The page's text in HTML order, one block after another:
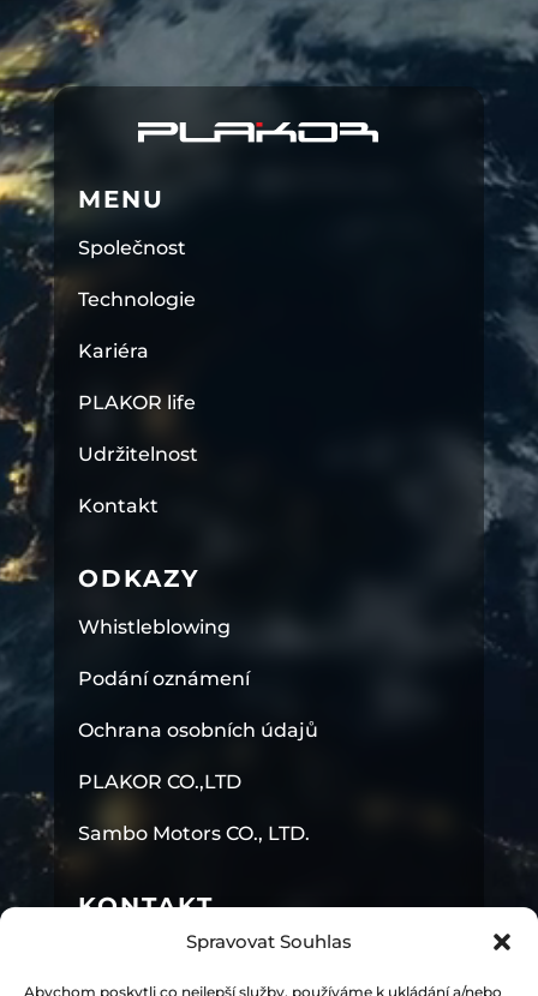
Spravovat Souhlas
Abychom poskytli co nejlepší služby, používáme k ukládání a/nebo
MENU
Společnost
Technologie
Kariéra
PLAKOR life
Udržitelnost
Kontakt
ODKAZY
Whistleblowing
Podání oznámení
Ochrana osobních údajů
PLAKOR CO.,LTD
Sambo Motors CO., LTD.
KONTAKT
PLAKOR CZECH s.r.o.